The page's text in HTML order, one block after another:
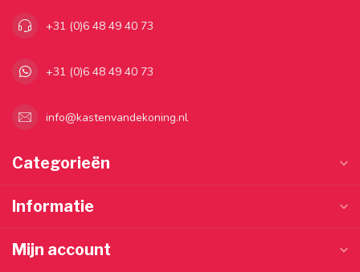
+31 (0)6 48 49 40 73
+31 (0)6 48 49 40 73
info@kastenvandekoning.nl
Categorieën
Informatie
Mijn account